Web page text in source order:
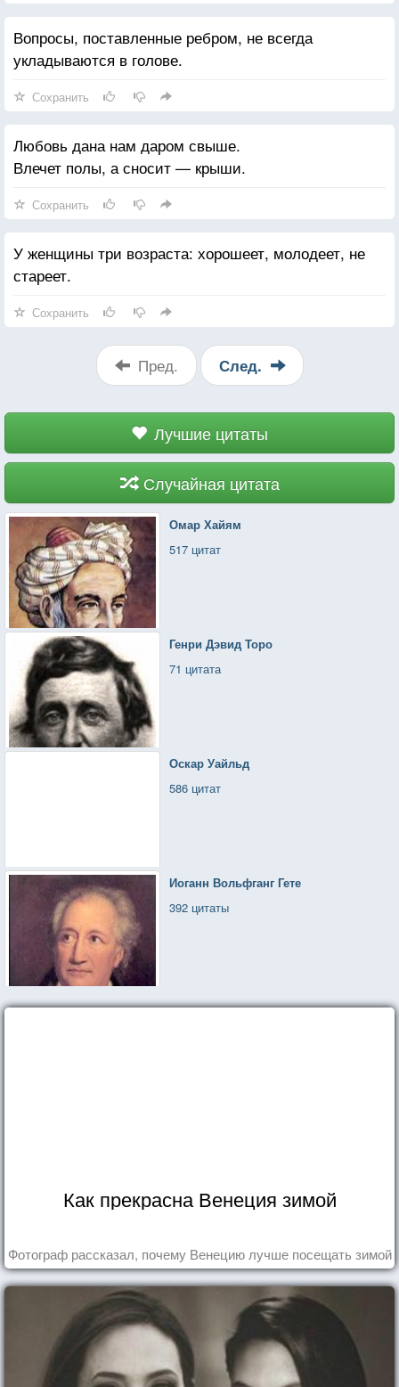
Вопросы, поставленные ребром, не всегда
укладываются в голове.
Сохранить
Любовь дана нам даром свыше.
Влечет полы, а сносит — крыши.
Сохранить
У женщины три возраста: хорошеет, молодеет, не
стареет.
Сохранить
Пред. След.
Лучшие цитаты
Случайная цитата
Омар Хайям
517 цитат
Генри Дэвид Торо
71 цитата
Оскар Уайльд
586 цитат
Иоганн Вольфганг Гете
392 цитаты
Как прекрасна Венеция зимой
Фотограф рассказал, почему Венецию лучше посещать зимой